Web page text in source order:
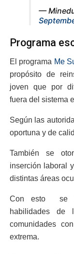
—
Programa
El programa Me
propósito de
joven que por
fuera del sistema
Según las
oportuna y de
También se
inserción laboral
distintas áreas
Con esto se
habilidades de
comunidades
extrema.